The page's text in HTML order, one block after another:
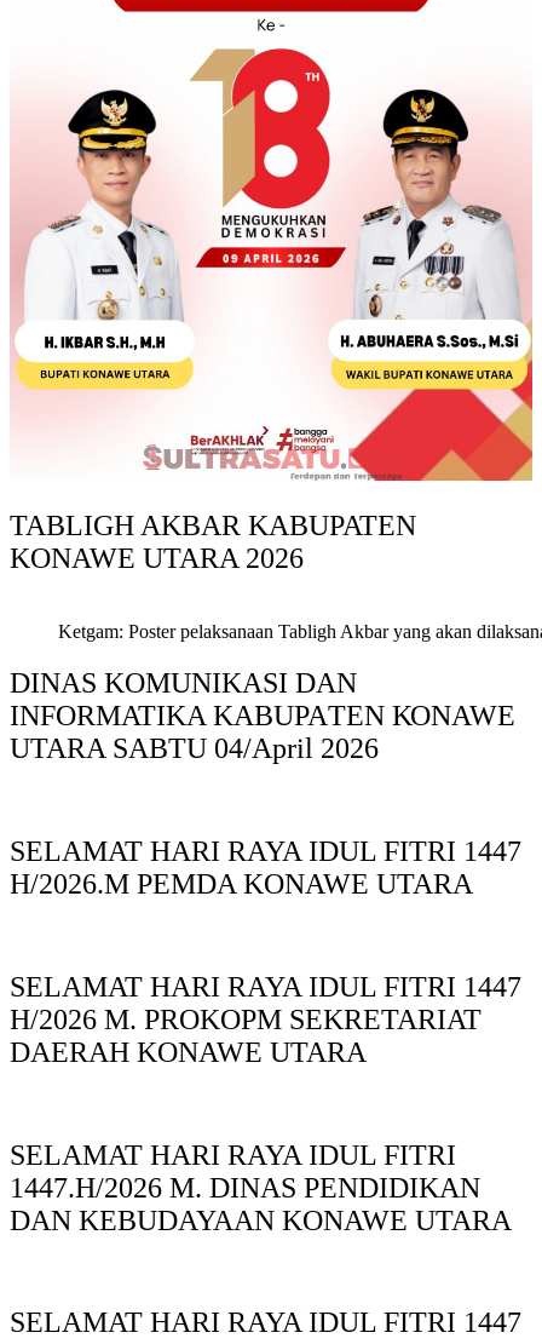
TABLIGH AKBAR KABUPATEN
KONAWE UTARA 2026
Ketgam: Poster pelaksanaan Tabligh Akbar yang akan
DINAS KOMUNIKASI DAN
INFORMATIKA KABUPAΤΕΝ ΚΟNAWE
UTARA SABTU 04/April 2026
SELAMAT HARI RAYA IDUL FITRI 1447
H/2026.M PEMDA KONAWE UTARA
SELAMAT HARI RAYA IDUL FITRI 1447
H/2026 M. PROKOPM SEKRETARIAT
DAERAH KONAWE UTARA
SELAMAT HARI RAYA IDUL FITRI
1447.H/2026 M. DINAS PENDIDIKAN
DAN KEBUDAYAAN KONAWE UTARA
SELAMAT HARI RAYA IDUL FITRI 1447